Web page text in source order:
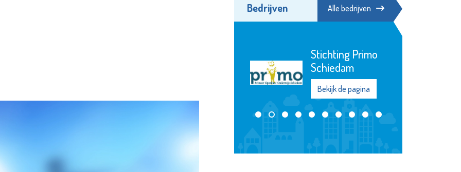
Bedrijven Alle bedrijven
Stichting Primo
Schiedam
Bekijk de pagina